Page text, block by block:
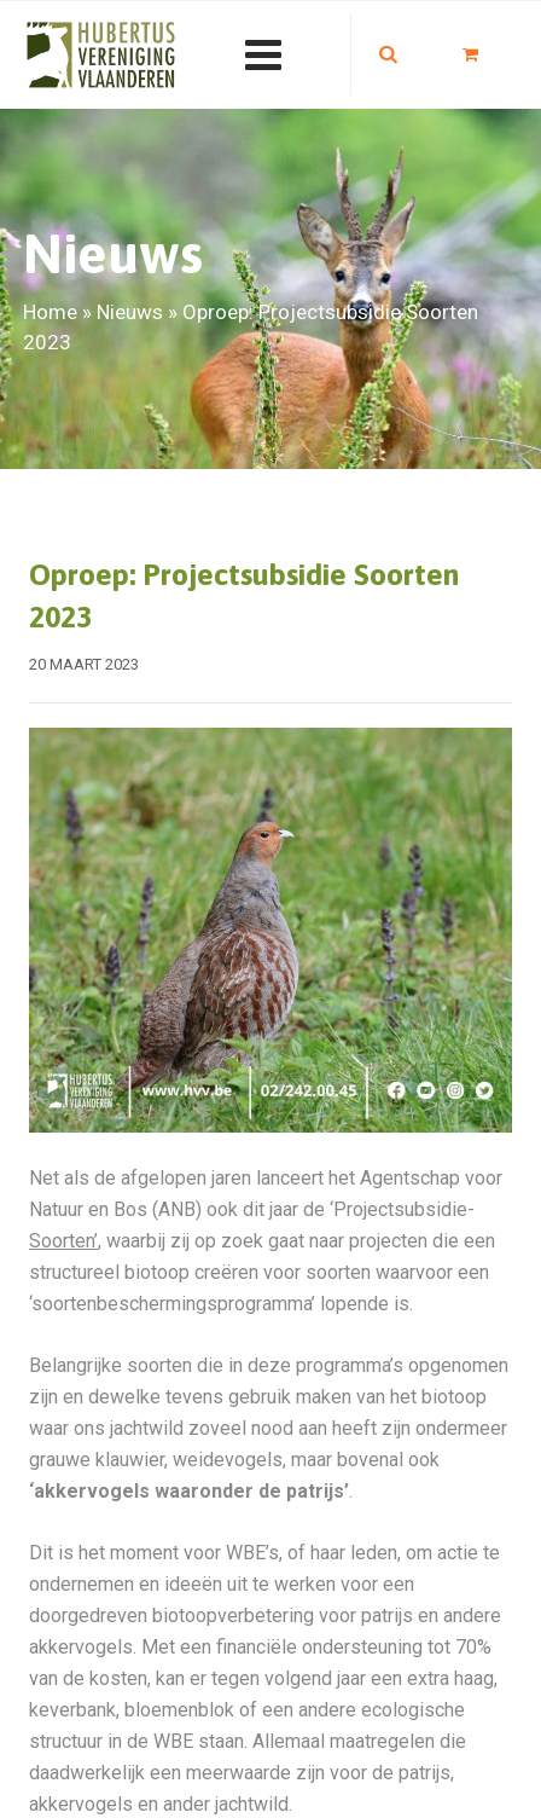
Nieuws
Home» Nieuws » Oproep: Projectsubsidie Soorten
2023
Oproep: Projectsubsidie Soorten
2023
20 MAART 2023
Net als de afgelopen jaren lanceert het Agentschap voor
Natuur en Bos (ANB) ook dit jaar de ‘Projectsubsidie-
Soorten’, waarbij zij op zoek gaat naar projecten die een
structureel biotoop creëren voor soorten waarvoor een
‘soortenbeschermingsprogramma’ lopende is.
Belangrijke soorten die in deze programma’s opgenomen
zijn en dewelke tevens gebruik maken van het biotoop
waar ons jachtwild zoveel nood aan heeft zijn ondermeer
grauwe klauwier, weidevogels, maar bovenal ook
‘akkervogels waaronder de patrijs’.
Dit is het moment voor WBE’s, of haar leden, om actie te
ondernemen en ideeën uit te werken voor een
doorgedreven biotoopverbetering voor patrijs en andere
akkervogels. Met een financiële ondersteuning tot 70%
van de kosten, kan er tegen volgend jaar een extra haag,
keverbank, bloemenblok of een andere ecologische
structuur in de WBE staan. Allemaal maatregelen die
daadwerkelijk een meerwaarde zijn voor de patrijs,
akkervogels en ander jachtwild.